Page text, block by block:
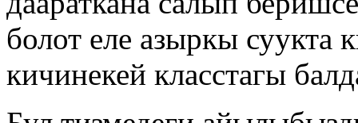
болот еле азыркы
кичинекей класстагы